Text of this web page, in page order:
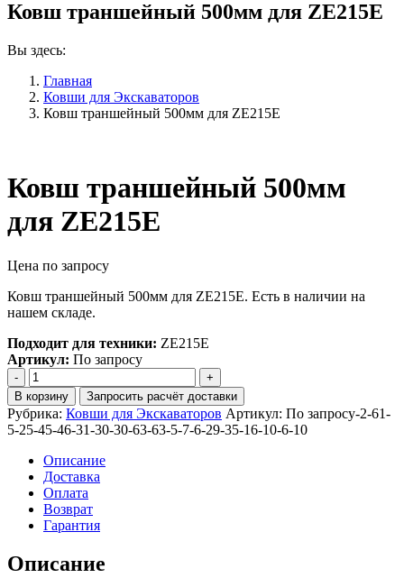
Ковш траншейный 500мм для ZE215E
Вы здесь:
Главная
Ковши для Экскаваторов
Ковш траншейный 500мм для ZE215E
Ковш траншейный 500мм
для ZE215E
Цена по запросу
Ковш траншейный 500мм для ZE215E. Есть в наличии на
нашем складе.
Подходит для техники: ZE215E
Артикул: По запросу
Количество
Ковш
траншейный
500мм
для
ZE215E
В корзину Запросить расчёт доставки
Рубрика: Ковши для Экскаваторов Артикул: По запросу-2-61-
5-25-45-46-31-30-30-63-63-5-7-6-29-35-16-10-6-10
Описание
Доставка
Оплата
Возврат
Гарантия
Описание